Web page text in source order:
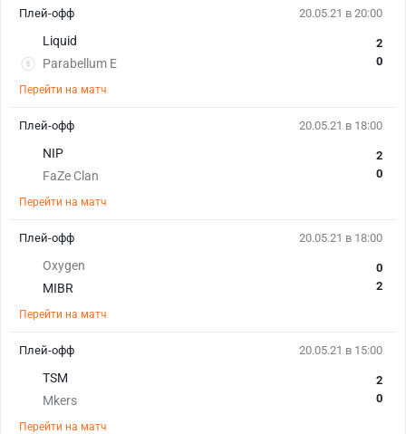
20.05.21 в 20:00
Liquid
Parabellum E
2
0
Перейти на матч
Плей-офф
20.05.21 в 18:00
NIP
FaZe Clan
2
0
Перейти на матч
Плей-офф
20.05.21 в 18:00
Oxygen
MIBR
0
2
Перейти на матч
Плей-офф
20.05.21 в 15:00
TSM
Mkers
2
0
Перейти на матч
Плей-офф